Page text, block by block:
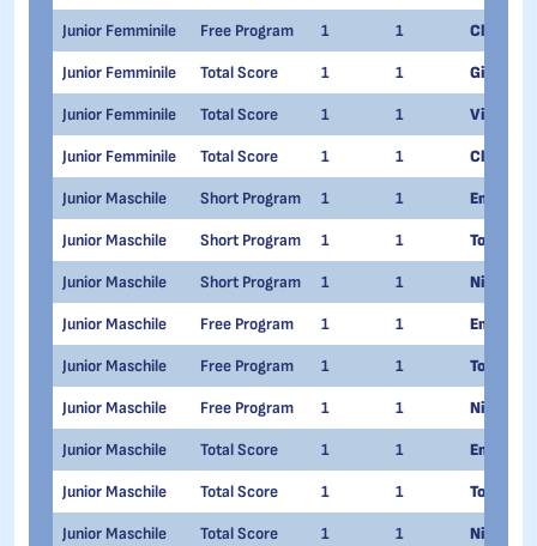
Junior Femminile Free Program 1 1 Clara
Junior Femminile Total Score 1 1 Giulia
Junior Femminile Total Score 1 1 Viola Fois
Junior Femminile Total Score 1 1 Clara
Junior Maschile Short Program 1 1
Junior Maschile Short Program 1 1
Junior Maschile Short Program 1 1 Nikolaj
Junior Maschile Free Program 1 1
Junior Maschile Free Program 1 1
Junior Maschile Free Program 1 1 Nikolaj
Junior Maschile Total Score 1 1
Junior Maschile Total Score 1 1
Junior Maschile Total Score 1 1 Nikolaj